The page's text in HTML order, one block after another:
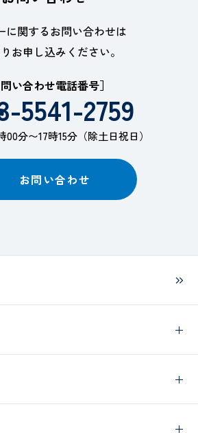
に関するお問い合わせは
お申し込みください。
問い合わせ電話番号］
5541-2759
00分〜17時15分（除土日祝日）
お問い合わせ